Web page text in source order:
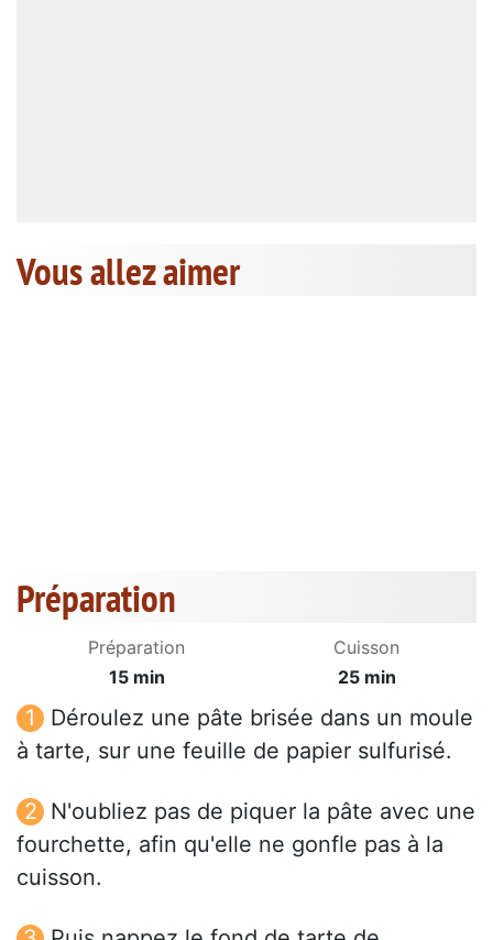
Vous allez aimer
Préparation
Préparation
15 min
Cuisson
25 min
Déroulez une pâte brisée dans un moule
à tarte, sur une feuille de papier sulfurisé.
N'oubliez pas de piquer la pâte avec une
fourchette, afin qu'elle ne gonfle pas à la
cuisson.